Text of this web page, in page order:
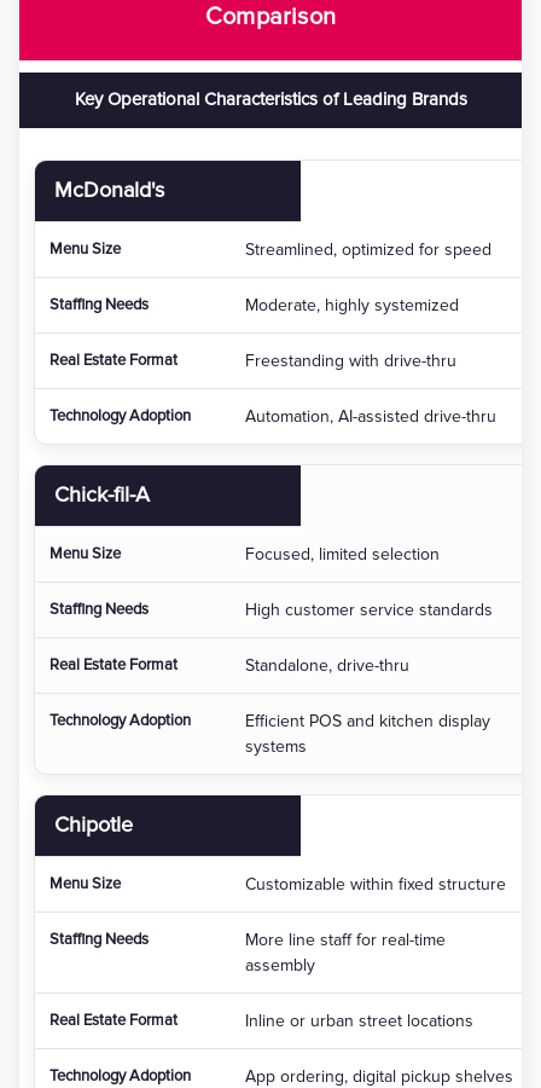
Comparison
Key Operational Characteristics of Leading Brands
McDonald's
Streamlined, optimized for speed
Moderate, highly systemized
Freestanding with drive-thru
Automation, AI-assisted drive-thru
Chick-fil-A
Focused, limited selection
High customer service standards
Standalone, drive-thru
Efficient POS and kitchen display
systems
Chipotle
Customizable within fixed structure
More line staff for real-time
assembly
Inline or urban street locations
App ordering, digital pickup shelves